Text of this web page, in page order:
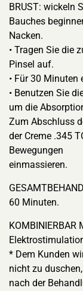
BRUST: wickeln
Bauches
Nacken.
• Tragen Sie die
Pinsel auf.
• Für 30 Minuten
• Benutzen Sie
um die
Zum Abschluss
der Creme .345
Bewegungen
einmassieren.
60 Minuten.
KOMBINIERBAR
* Dem Kunden
nicht zu
nach der